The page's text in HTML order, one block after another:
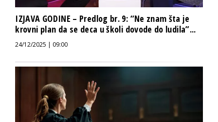
IZJAVA GODINE – Predlog br. 9: “Ne znam šta je
krovni plan da se deca u školi dovode do ludila”...
24/12/2025 | 09:00